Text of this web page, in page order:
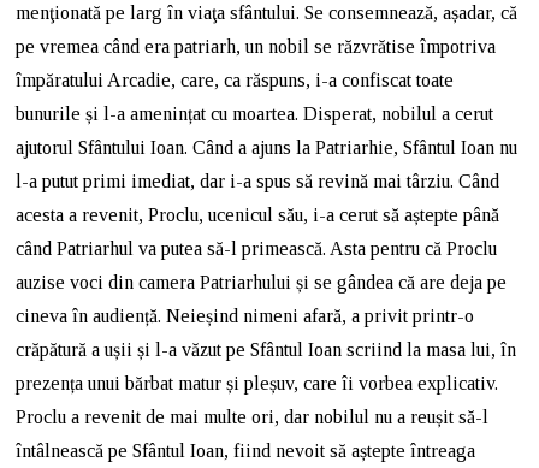
menţionată pe larg în viaţa sfântului. Se consemnează, așadar, că
pe vremea când era patriarh, un nobil se răzvrătise împotriva
împăratului Arcadie, care, ca răspuns, i-a confiscat toate
bunurile și l-a amenințat cu moartea. Disperat, nobilul a cerut
ajutorul Sfântului Ioan. Când a ajuns la Patriarhie, Sfântul Ioan nu
l-a putut primi imediat, dar i-a spus să revină mai târziu. Când
acesta a revenit, Proclu, ucenicul său, i-a cerut să aștepte până
când Patriarhul va putea să-l primească. Asta pentru că Proclu
auzise voci din camera Patriarhului și se gândea că are deja pe
cineva în audiență. Neieșind nimeni afară, a privit printr-o
crăpătură a ușii și l-a văzut pe Sfântul Ioan scriind la masa lui, în
prezența unui bărbat matur și pleșuv, care îi vorbea explicativ.
Proclu a revenit de mai multe ori, dar nobilul nu a reușit să-l
întâlnească pe Sfântul Ioan, fiind nevoit să aștepte întreaga